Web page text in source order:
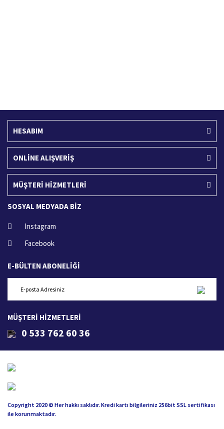
HESABIM
ONLİNE ALIŞVERİŞ
MÜŞTERİ HİZMETLERİ
SOSYAL MEDYADA BİZ
Instagram
Facebook
E-BÜLTEN ABONELİĞİ
MÜŞTERİ HİZMETLERİ
0 533 762 60 36
Copyright 2020 © Her hakkı saklıdır. Kredi kartı bilgileriniz 256bit SSL sertifikası
ile korunmaktadır.